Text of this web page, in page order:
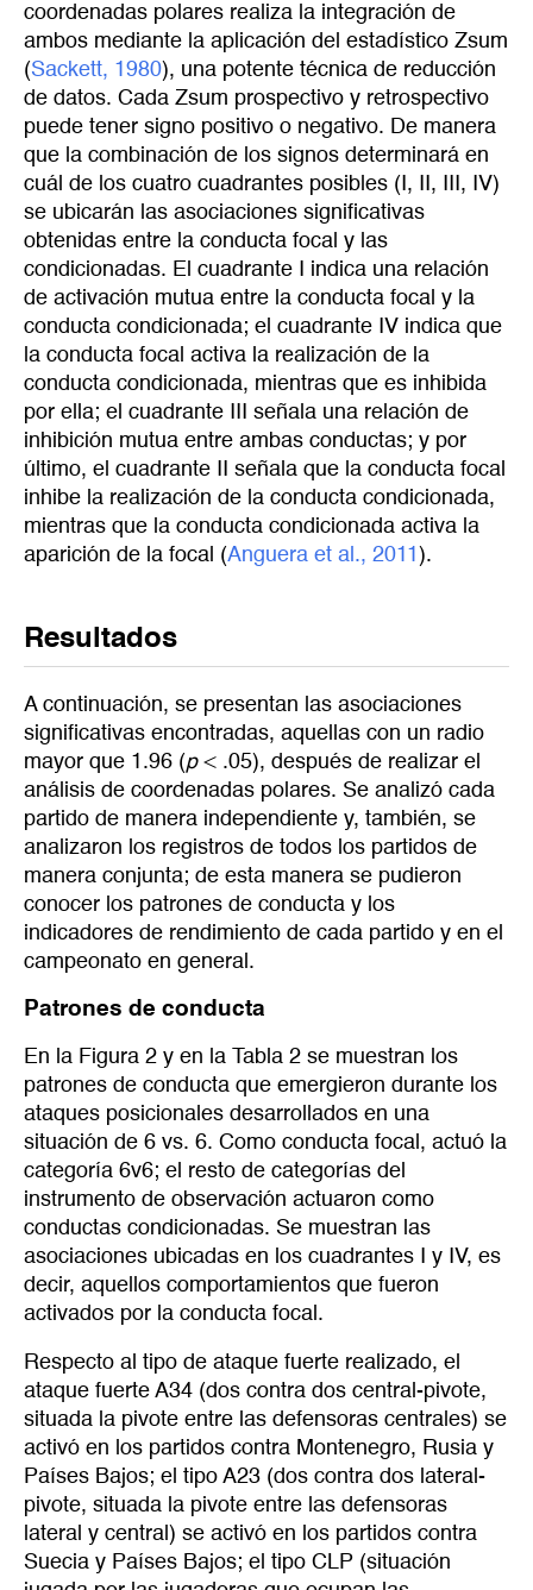
coordenadas polares realiza la integración de
ambos mediante la aplicación del estadístico Zsum
(Sackett, 1980), una potente técnica de reducción
de datos. Cada Zsum prospectivo y retrospectivo
puede tener signo positivo o negativo. De manera
que la combinación de los signos determinará en
cuál de los cuatro cuadrantes posibles (I, II, III, IV)
se ubicarán las asociaciones significativas
obtenidas entre la conducta focal y las
condicionadas. El cuadrante I indica una relación
de activación mutua entre la conducta focal y la
conducta condicionada; el cuadrante IV indica que
la conducta focal activa la realización de la
conducta condicionada, mientras que es inhibida
por ella; el cuadrante III señala una relación de
inhibición mutua entre ambas conductas; y por
último, el cuadrante II señala que la conducta focal
inhibe la realización de la conducta condicionada,
mientras que la conducta condicionada activa la
aparición de la focal (Anguera et al., 2011 ).
Resultados
A continuación, se presentan las asociaciones
significativas encontradas, aquellas con un radio
mayor que 1.96 (p< .05), después de realizar el
análisis de coordenadas polares. Se analizó cada
partido de manera independiente y, también, se
analizaron los registros de todos los partidos de
manera conjunta; de esta manera se pudieron
conocer los patrones de conducta y los
indicadores de rendimiento de cada partido y en el
campeonato en general.
Patrones de conducta
En la Figura 2 y en la Tabla 2 se muestran los
patrones de conducta que emergieron durante los
ataques posicionales desarrollados en una
situación de 6 vs. 6. Como conducta focal, actuó la
categoría 6v6; el resto de categorías del
instrumento de observación actuaron como
conductas condicionadas. Se muestran las
asociaciones ubicadas en los cuadrantes I y IV, es
decir, aquellos comportamientos que fueron
activados por la conducta focal.
Respecto al tipo de ataque fuerte realizado, el
ataque fuerte A34 (dos contra dos central-pivote,
situada la pivote entre las defensoras centrales) se
activó en los partidos contra Montenegro, Rusia y
Países Bajos; el tipo A23 (dos contra dos lateral-
pivote, situada la pivote entre las defensoras
lateral y central) se activó en los partidos contra
Suecia y Países Bajos; el tipo CLP (situación